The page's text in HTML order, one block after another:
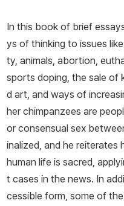
임》이 선정한 ‘세계에서 가장
되었으며, 2012년에는 호주
the Order of Australia)’을 받
디어를 가진 사상가에게 수여
년에는 스티븐 핑커(Steven
사회 과학 분야 지식 프론티어
In this book of brief
ys of thinking to issues
ty, animals, abortion,
sports doping, the sale of
d art, and ways of
her chimpanzees are
or consensual sex
inalized, and he reiterates
human life is sacred,
t cases in the news. In
cessible form, some of